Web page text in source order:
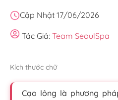
Cập Nhật 17/06/2026
Tác Giả: Team SeoulSpa
Kích thước chữ
Cạo lông là phương